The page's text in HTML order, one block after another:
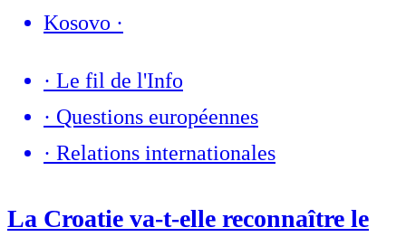
Kosovo ·
· Le fil de l'Info
· Questions européennes
· Relations internationales
La Croatie va-t-elle reconnaître le